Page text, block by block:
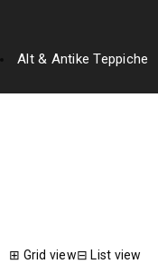
Alt & Antike Teppiche
⊞ Grid view⊟ List view